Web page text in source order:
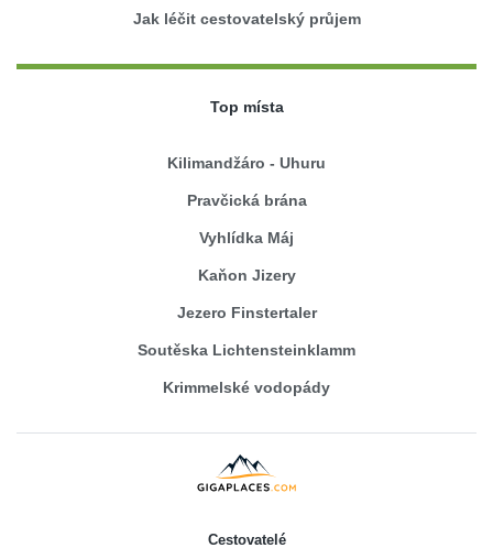
Jak léčit cestovatelský průjem
Top místa
Kilimandžáro - Uhuru
Pravčická brána
Vyhlídka Máj
Kaňon Jizery
Jezero Finstertaler
Soutěska Lichtensteinklamm
Krimmelské vodopády
Cestovatelé